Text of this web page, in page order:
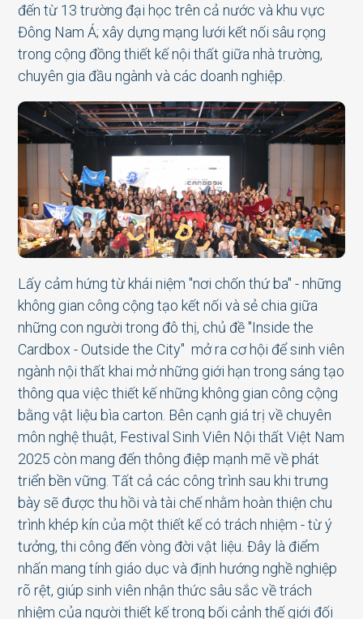
đến từ 13 trường đại học trên cả nước và khu vực
Đông Nam Á; xây dựng mạng lưới kết nối sâu rọng
trong cộng đồng thiết kế nội thất giữa nhà trường,
chuyên gia đầu ngành và các doanh nghiệp.
Lấy cảm hứng từ khái niệm "nơi chốn thứ ba" - những
không gian công cộng tạo kết nối và sẻ chia giữa
những con người trong đô thị, chủ đề "Inside the
Cardbox - Outside the City" mở ra cơ hội để sinh viên
ngành nội thất khai mở những giới hạn trong sáng tạo
thông qua việc thiết kế những không gian công cộng
bằng vật liệu bìa carton. Bên cạnh giá trị về chuyên
môn nghệ thuật, Festival Sinh Viên Nội thất Việt Nam
2025 còn mang đến thông điệp mạnh mẽ về phát
triển bền vững. Tất cả các công trình sau khi trưng
bày sẽ được thu hồi và tài chế nhằm hoàn thiện chu
trình khép kín của một thiết kế có trách nhiệm - từ ý
tưởng, thi công đến vòng đời vật liệu. Đây là điểm
nhấn mang tính giáo dục và định hướng nghề nghiệp
rõ rệt, giúp sinh viên nhận thức sâu sắc về trách
nhiệm của người thiết kế trong bối cảnh thế giới đối